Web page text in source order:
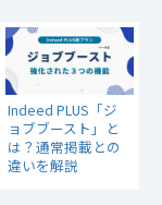
Indeed PLUS「ジ
ョブブースト」と
は？通常掲載との
違いを解説